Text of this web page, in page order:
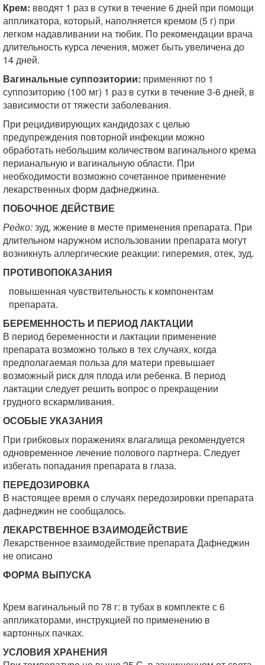
Крем: вводят 1 раз в сутки в течение 6 дней при помощи
аппликатора, который, наполняется кремом (5 г) при
легком надавливании на тюбик. По рекомендации врача
длительность курса лечения, может быть увеличена до
14 дней.
Вагинальные суппозитории: применяют по 1
суппозиторию (100 мг) 1 раз в сутки в течение 3-6 дней, в
зависимости от тяжести заболевания.
При рецидивирующих кандидозах с целью
предупреждения повторной инфекции можно
обработать небольшим количеством вагинального крема
перианальную и вагинальную области. При
необходимости возможно сочетанное применение
лекарственных форм дафнеджина.
ПОБОЧНОЕ ДЕЙСТВИЕ
Редко:зуд, жжение в месте применения препарата. При
длительном наружном использовании препарата могут
возникнуть аллергические реакции: гиперемия, отек, зуд.
ПРОТИВОПОКАЗАНИЯ
повышенная чувствительность к компонентам
препарата.
БЕРЕМЕННОСТЬ И ПЕРИОД ЛАКТАЦИИ
В период беременности и лактации применение
препарата возможно только в тех случаях, когда
предполагаемая польза для матери превышает
возможный риск для плода или ребенка. В период
лактации следует решить вопрос о прекращении
грудного вскармливания.
ОСОБЫЕ УКАЗАНИЯ
При грибковых поражениях влагалища рекомендуется
одновременное лечение полового партнера. Следует
избегать попадания препарата в глаза.
ПЕРЕДОЗИРОВКА
В настоящее время о случаях передозировки препарата
дафнеджин не сообщалось.
ЛЕКАРСТВЕННОЕ ВЗАИМОДЕЙСТВИЕ
Лекарственное взаимодействие препарата Дафнеджин
не описано
ФОРМА ВЫПУСКА
Крем вагинальный по 78 г: в тубах в комплекте с 6
аппликаторами, инструкцией по применению в
картонных пачках.
УСЛОВИЯ ХРАНЕНИЯ